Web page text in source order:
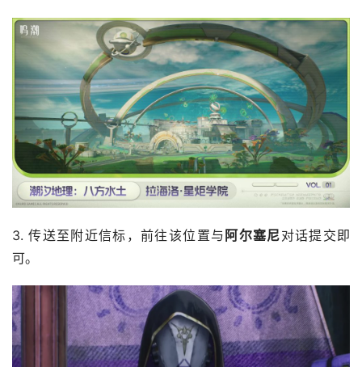
3. 传送至附近信标，前往该位置与 阿尔塞尼对话提交即
可。